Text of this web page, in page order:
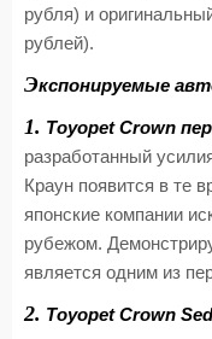
рубля) и
рублей).
Экспонируемые
1. Toyopet Crown
разработанный
Краун появится в те
японские компании
рубежом.
является одним из
2. Toyopet Crown